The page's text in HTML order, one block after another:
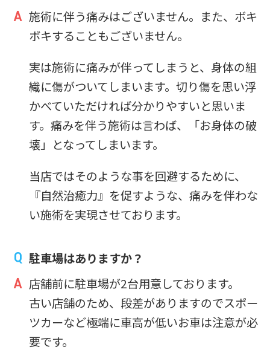
施術に伴う痛みはございません。また、ボキ
ボキすることもございません。
実は施術に痛みが伴ってしまうと、身体の組
織に傷がついてしまいます。切り傷を思い浮
かべていただければ分かりやすいと思いま
す。痛みを伴う施術は言わば、「お身体の破
壊」となってしまいます。
当店ではそのような事を回避するために、
『自然治癒力』を促すような、痛みを伴わな
い施術を実現させております。
駐車場はありますか？
店舗前に駐車場が2台用意しております。
古い店舗のため、段差がありますのでスポー
ツカーなど極端に車高が低いお車は注意が必
要です。